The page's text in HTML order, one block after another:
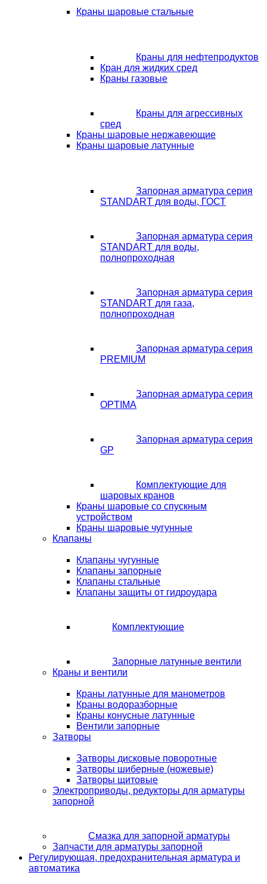
Краны шаровые стальные
Краны для нефтепродуктов
Кран для жидких сред
Краны газовые
Краны для агрессивных
сред
Краны шаровые нержавеющие
Краны шаровые латунные
Запорная арматура серия
STANDART для воды, ГОСТ
Запорная арматура серия
STANDART для воды,
полнопроходная
Запорная арматура серия
STANDART для газа,
полнопроходная
Запорная арматура серия
PREMIUM
Запорная арматура серия
OPTIMA
Запорная арматура серия
GP
Комплектующие для
шаровых кранов
Краны шаровые со спускным
устройством
Краны шаровые чугунные
Клапаны
Клапаны чугунные
Клапаны запорные
Клапаны стальные
Клапаны защиты от гидроудара
Комплектующие
Запорные латунные вентили
Краны и вентили
Краны латунные для манометров
Краны водоразборные
Краны конусные латунные
Вентили запорные
Затворы
Затворы дисковые поворотные
Затворы шиберные (ножевые)
Затворы щитовые
Электроприводы, редукторы для арматуры
запорной
Смазка для запорной арматуры
Запчасти для арматуры запорной
Регулирующая, предохранительная арматура и
автоматика